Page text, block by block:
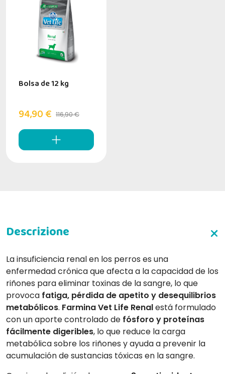
Bolsa de 12 kg
94,90 € 116,90 €
La insuficiencia renal en los perros es una
enfermedad crónica que afecta a la capacidad de los
riñones para eliminar toxinas de la sangre, lo que
provoca fatiga, pérdida de apetito y desequilibrios
metabólicos. Farmina Vet Life Renalestá formulado
con un aporte controlado de fósforo y proteínas
fácilmente digeribles, lo que reduce la carga
metabólica sobre los riñones y ayuda a prevenir la
acumulación de sustancias tóxicas en la sangre.